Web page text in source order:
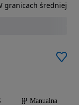
Manualna
granicach średniej